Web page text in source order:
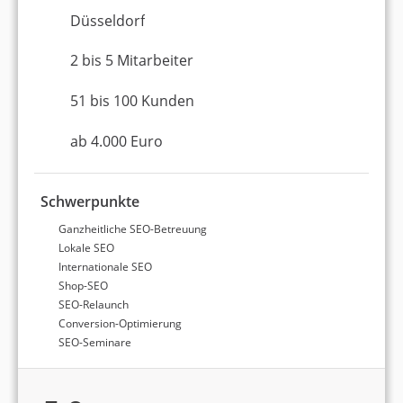
Die Unternehmen in dieser Kategorie wurden in
AZAV-Zertifizierung und TÜV-zertifizierte
GmbH). Mit Zertifizierungen wie Agentursieger
Dienstleister ihre hohe Expertise im Bereich
Wir finden die für Sie beste
Webdesign-Agentur
Düsseldorf!
Angebote von passenden Agenturen
erhalten
Düsseldorf
2 bis 5 Mitarbeiter
51 bis 100 Kunden
ab 4.000 Euro
Schwerpunkte
Ganzheitliche SEO-Betreuung
Lokale SEO
Internationale SEO
Shop-SEO
SEO-Relaunch
Conversion-Optimierung
SEO-Seminare